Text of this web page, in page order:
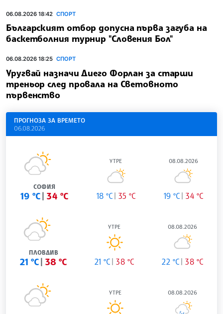
06.08.2026 18:42 СПОРТ
Българският отбор допусна първа загуба на
баскетболния турнир "Словения Бол"
06.08.2026 18:25 СПОРТ
Уругвай назначи Диего Форлан за старши
треньор след провала на Световното
първенство
ПРОГНОЗА ЗА ВРЕМЕТО
06.08.2026
СОФИЯ
19 °C 34 °C
УТРЕ
18 °C 35 °C
08.08.2026
19 °C 34 °C
ПЛОВДИВ
21 °C 38 °C
УТРЕ
21 °C 38 °C
08.08.2026
22 °C 38 °C
УТРЕ 08.08.2026